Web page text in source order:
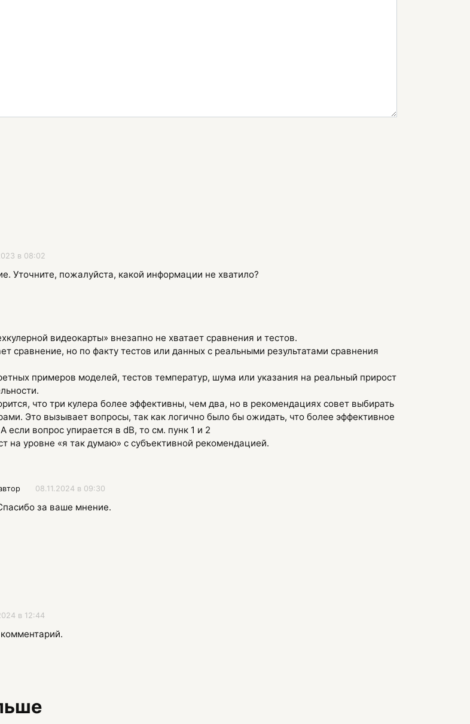
в 08:02
Уточните, пожалуйста, какой информации не хватило?
видеокарты» внезапно не хватает сравнения и тестов.
сравнение, но по факту тестов или данных с реальными результатами сравнения
примеров моделей, тестов температур, шума или указания на реальный прирост
что три кулера более эффективны, чем два, но в рекомендациях совет выбирать
Это вызывает вопросы, так как логично было бы ожидать, что более эффективное
вопрос упирается в dB, то см. пунк 1 и 2
на уровне «я так думаю» с субъективной рекомендацией.
08.11.2024 в 09:30
за ваше мнение.
в 12:44